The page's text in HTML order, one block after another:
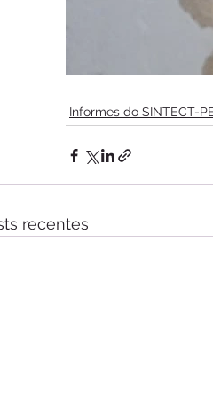
Informes do SINTECT-
recentes